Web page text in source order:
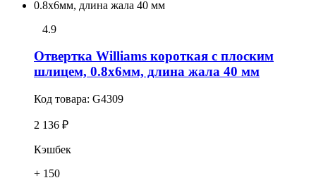
4.9
Отвеpтка Williams короткая с плоским
шлицем, 0.8х6мм, длина жала 40 мм
Код товара: G4309
2 136 ₽
Кэшбек
+ 150